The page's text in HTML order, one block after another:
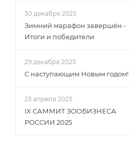
30 декабря 2025
Зимний марафон завершён -
Итоги и победители
29 декабря 2025
С наступающим Новым годом!
23 апреля 2025
IX САММИТ ЗООБИЗНЕСА
РОССИИ 2025